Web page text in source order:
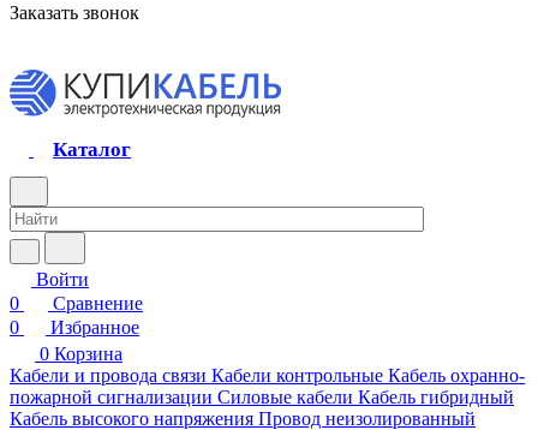
Заказать звонок
Каталог
Войти
0
Сравнение
0
Избранное
0 Корзина
Кабели и провода связи Кабели контрольные Кабель охранно-
пожарной сигнализации Силовые кабели Кабель гибридный
Кабель высокого напряжения Провод неизолированный